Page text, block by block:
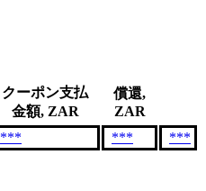
クーポン支払
金額, ZAR
償還,
ZAR
*** ***
***